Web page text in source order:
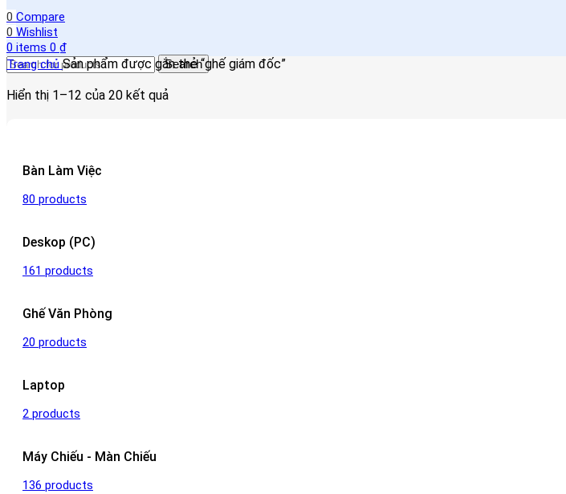
0 Compare
0 Wishlist
0 items 0 ₫
Search
Trang chủSản phẩm được gắn thẻ “ghế giám đốc”
Hiển thị 1–12 của 20 kết quả
Bàn Làm Việc
80 products
Deskop (PC)
161 products
Ghế Văn Phòng
20 products
Laptop
2 products
Máy Chiếu - Màn Chiếu
136 products